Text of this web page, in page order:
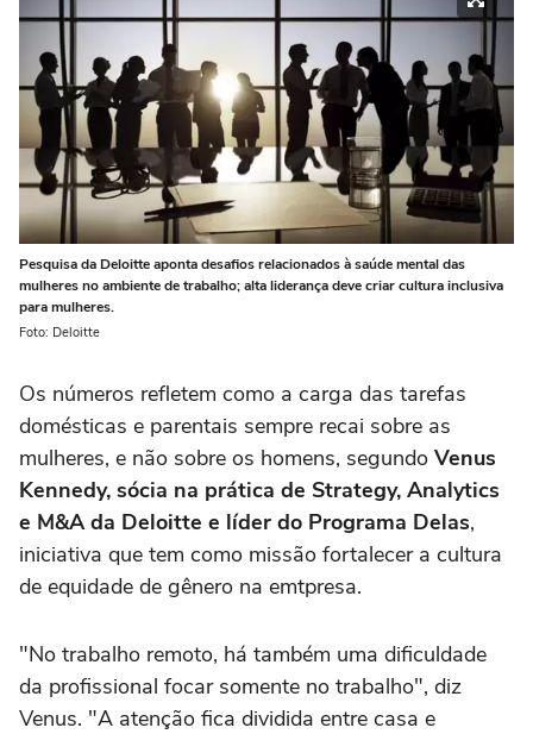
Pesquisa da Deloitte aponta desafios relacionados à saúde mental das
mulheres no ambiente de trabalho; alta liderança deve criar cultura inclusiva
para mulheres.
Foto: Deloitte
Os números refletem como a carga das tarefas
domésticas e parentais sempre recai sobre as
mulheres, e não sobre os homens, segundo Venus
Kennedy, sócia na prática de Strategy, Analytics
e M&A da Deloitte e líder do Programa Delas,
iniciativa que tem como missão fortalecer a cultura
de equidade de gênero na emtpresa.
"No trabalho remoto, há também uma dificuldade
da profissional focar somente no trabalho", diz
Venus. "A atenção fica dividida entre casa e